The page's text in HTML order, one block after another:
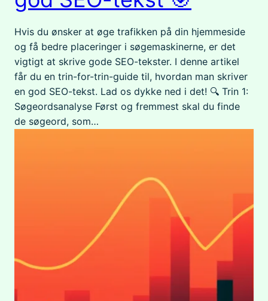
Hvis du ønsker at øge trafikken på din hjemmeside
og få bedre placeringer i søgemaskinerne, er det
vigtigt at skrive gode SEO-tekster. I denne artikel
får du en trin-for-trin-guide til, hvordan man skriver
en god SEO-tekst. Lad os dykke ned i det! 🔍 Trin 1:
Søgeordsanalyse Først og fremmest skal du finde
de søgeord, som…